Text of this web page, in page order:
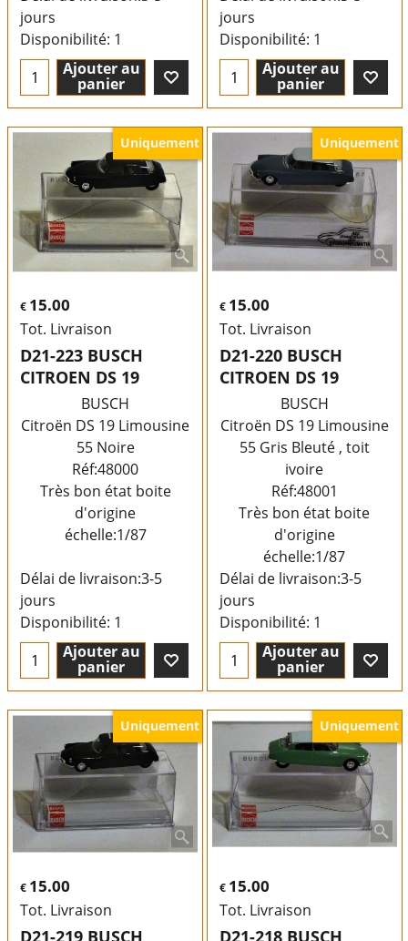
jours
Disponibilité: 1
Ajouter au
panier
jours
Disponibilité: 1
Ajouter au
panier
Uniquement
€ 15.00
Tot. Livraison
D21-223 BUSCH
CITROEN DS 19
BUSCH
Citroën DS 19 Limousine
55 Noire
Réf:48000
Très bon état boite
d'origine
échelle:1/87
Délai de livraison:3-5
jours
Disponibilité: 1
Ajouter au
panier
Uniquement
€ 15.00
Tot. Livraison
D21-220 BUSCH
CITROEN DS 19
BUSCH
Citroën DS 19 Limousine
55 Gris Bleuté , toit
ivoire
Réf:48001
Très bon état boite
d'origine
échelle:1/87
Délai de livraison:3-5
jours
Disponibilité: 1
Ajouter au
panier
Uniquement
€ 15.00
Tot. Livraison
D21-219 BUSCH
Uniquement
€ 15.00
Tot. Livraison
D21-218 BUSCH